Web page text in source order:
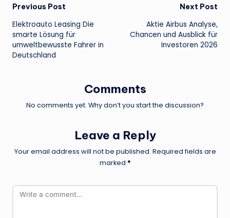
Post
navigation
Previous Post
Elektroauto Leasing Die
smarte Lösung für
umweltbewusste Fahrer in
Deutschland
Next Post
Aktie Airbus Analyse,
Chancen und Ausblick für
Investoren 2026
Comments
No comments yet. Why don’t you start the discussion?
Leave a Reply
Your email address will not be published. Required fields are
marked *